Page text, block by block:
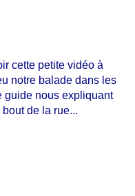
cette petite vidéo à
notre balade dans les
guide nous expliquant
de la rue...